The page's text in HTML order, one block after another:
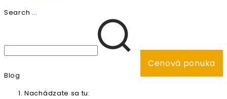
Search ...
Cenová ponuka
Blog
Nachádzate sa tu: